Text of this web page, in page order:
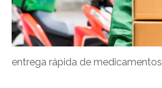
entrega rápida de medicamentos